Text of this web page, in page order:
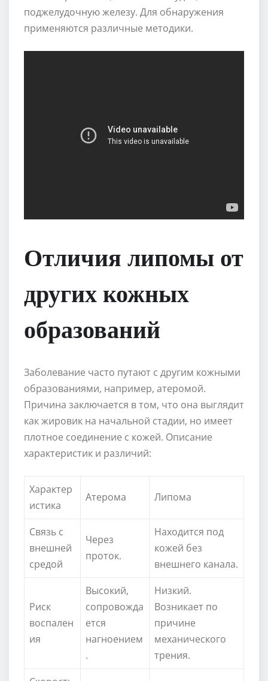
поджелудочную железу. Для обнаружения
применяются различные методики.
Отличия липомы от
других кожных
образований
Заболевание часто путают с другим кожными
образованиями, например, атеромой.
Причина заключается в том, что она выглядит
как жировик на начальной стадии, но имеет
плотное соединение с кожей. Описание
характеристик и различий:
Характер
истика
Атерома Липома
Связь с
внешней
средой
Через
проток.
Находится под
кожей без
внешнего канала.
Риск
воспален
ия
Высокий,
сопровожда
ется
нагноением
.
Низкий.
Возникает по
причине
механического
трения.